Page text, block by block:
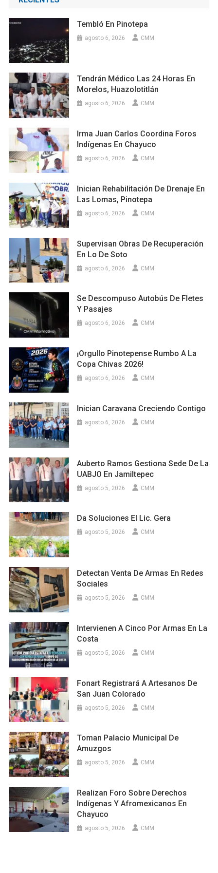
Tembló En Pinotepa
agosto 6, 2026 CMM
Tendrán Médico Las 24 Horas En
Morelos, Huazolotitlán
agosto 6, 2026 CMM
Irma Juan Carlos Coordina Foros
Indígenas En Chayuco
agosto 6, 2026 CMM
Inician Rehabilitación De Drenaje En
Las Lomas, Pinotepa
agosto 6, 2026 CMM
Supervisan Obras De Recuperación
En Lo De Soto
agosto 6, 2026 CMM
Se Descompuso Autobús De Fletes
Y Pasajes
agosto 6, 2026 CMM
¡Orgullo Pinotepense Rumbo A La
Copa Chivas 2026!
agosto 6, 2026 CMM
Inician Caravana Creciendo Contigo
agosto 6, 2026 CMM
Auberto Ramos Gestiona Sede De La
UABJO En Jamiltepec
agosto 5, 2026 CMM
Da Soluciones El Lic. Gera
agosto 5, 2026 CMM
Detectan Venta De Armas En Redes
Sociales
agosto 5, 2026 CMM
Intervienen A Cinco Por Armas En La
Costa
agosto 5, 2026 CMM
Fonart Registrará A Artesanos De
San Juan Colorado
agosto 5, 2026 CMM
Toman Palacio Municipal De
Amuzgos
agosto 5, 2026 CMM
Realizan Foro Sobre Derechos
Indígenas Y Afromexicanos En
Chayuco
agosto 5, 2026 CMM